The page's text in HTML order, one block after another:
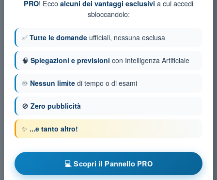
PRO! Ecco alcuni dei vantaggi esclusivi a cui accedi
sbloccandolo:
✅ Tutte le domande ufficiali, nessuna esclusa
🧠 Spiegazioni e previsioni con Intelligenza Artificiale
♾️ Nessun limite di tempo o di esami
🚫 Zero pubblicità
✨ ...e tanto altro!
💻 Scopri il Pannello PRO